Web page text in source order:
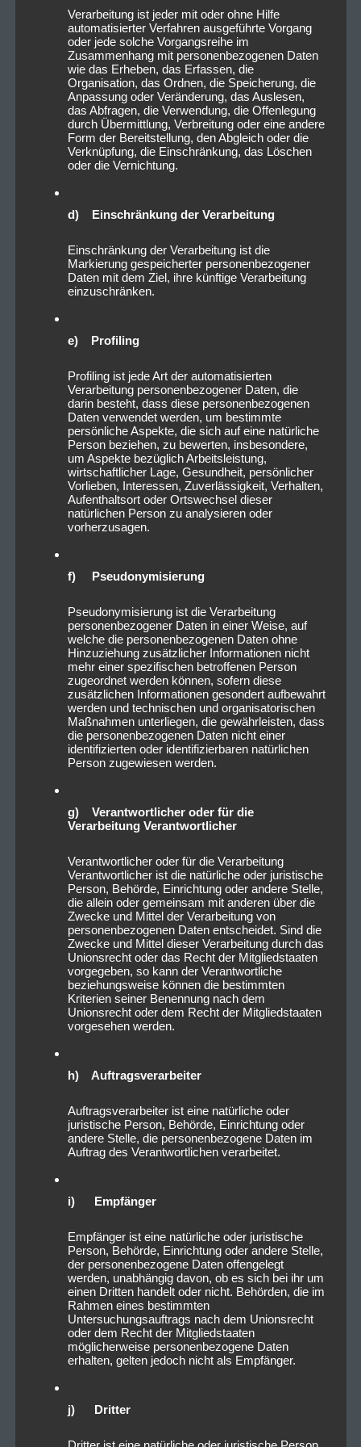
Verarbeitung ist jeder mit oder ohne Hilfe
automatisierter Verfahren ausgeführte Vorgang
oder jede solche Vorgangsreihe im
Zusammenhang mit personenbezogenen Daten
wie das Erheben, das Erfassen, die
Organisation, das Ordnen, die Speicherung, die
Anpassung oder Veränderung, das Auslesen,
das Abfragen, die Verwendung, die Offenlegung
durch Übermittlung, Verbreitung oder eine andere
Form der Bereitstellung, den Abgleich oder die
Verknüpfung, die Einschränkung, das Löschen
oder die Vernichtung.
d) Einschränkung der Verarbeitung
Einschränkung der Verarbeitung ist die
Markierung gespeicherter personenbezogener
Daten mit dem Ziel, ihre künftige Verarbeitung
einzuschränken.
e) Profiling
Profiling ist jede Art der automatisierten
Verarbeitung personenbezogener Daten, die
darin besteht, dass diese personenbezogenen
Daten verwendet werden, um bestimmte
persönliche Aspekte, die sich auf eine natürliche
Person beziehen, zu bewerten, insbesondere,
um Aspekte bezüglich Arbeitsleistung,
wirtschaftlicher Lage, Gesundheit, persönlicher
Vorlieben, Interessen, Zuverlässigkeit, Verhalten,
Aufenthaltsort oder Ortswechsel dieser
natürlichen Person zu analysieren oder
vorherzusagen.
f) Pseudonymisierung
Pseudonymisierung ist die Verarbeitung
personenbezogener Daten in einer Weise, auf
welche die personenbezogenen Daten ohne
Hinzuziehung zusätzlicher Informationen nicht
mehr einer spezifischen betroffenen Person
zugeordnet werden können, sofern diese
zusätzlichen Informationen gesondert aufbewahrt
werden und technischen und organisatorischen
Maßnahmen unterliegen, die gewährleisten, dass
die personenbezogenen Daten nicht einer
identifizierten oder identifizierbaren natürlichen
Person zugewiesen werden.
g) Verantwortlicher oder für die
Verarbeitung Verantwortlicher
Verantwortlicher oder für die Verarbeitung
Verantwortlicher ist die natürliche oder juristische
Person, Behörde, Einrichtung oder andere Stelle,
die allein oder gemeinsam mit anderen über die
Zwecke und Mittel der Verarbeitung von
personenbezogenen Daten entscheidet. Sind die
Zwecke und Mittel dieser Verarbeitung durch das
Unionsrecht oder das Recht der Mitgliedstaaten
vorgegeben, so kann der Verantwortliche
beziehungsweise können die bestimmten
Kriterien seiner Benennung nach dem
Unionsrecht oder dem Recht der Mitgliedstaaten
vorgesehen werden.
h) Auftragsverarbeiter
Auftragsverarbeiter ist eine natürliche oder
juristische Person, Behörde, Einrichtung oder
andere Stelle, die personenbezogene Daten im
Auftrag des Verantwortlichen verarbeitet.
i) Empfänger
Empfänger ist eine natürliche oder juristische
Person, Behörde, Einrichtung oder andere Stelle,
der personenbezogene Daten offengelegt
werden, unabhängig davon, ob es sich bei ihr um
einen Dritten handelt oder nicht. Behörden, die im
Rahmen eines bestimmten
Untersuchungsauftrags nach dem Unionsrecht
oder dem Recht der Mitgliedstaaten
möglicherweise personenbezogene Daten
erhalten, gelten jedoch nicht als Empfänger.
j) Dritter